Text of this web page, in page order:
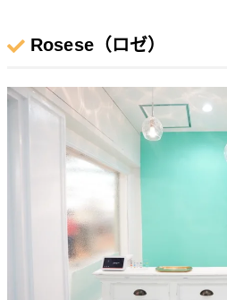
Rosese（ロゼ）